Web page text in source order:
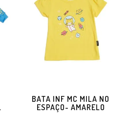
BATA INF MC MILA NO
ESPAÇO- AMARELO